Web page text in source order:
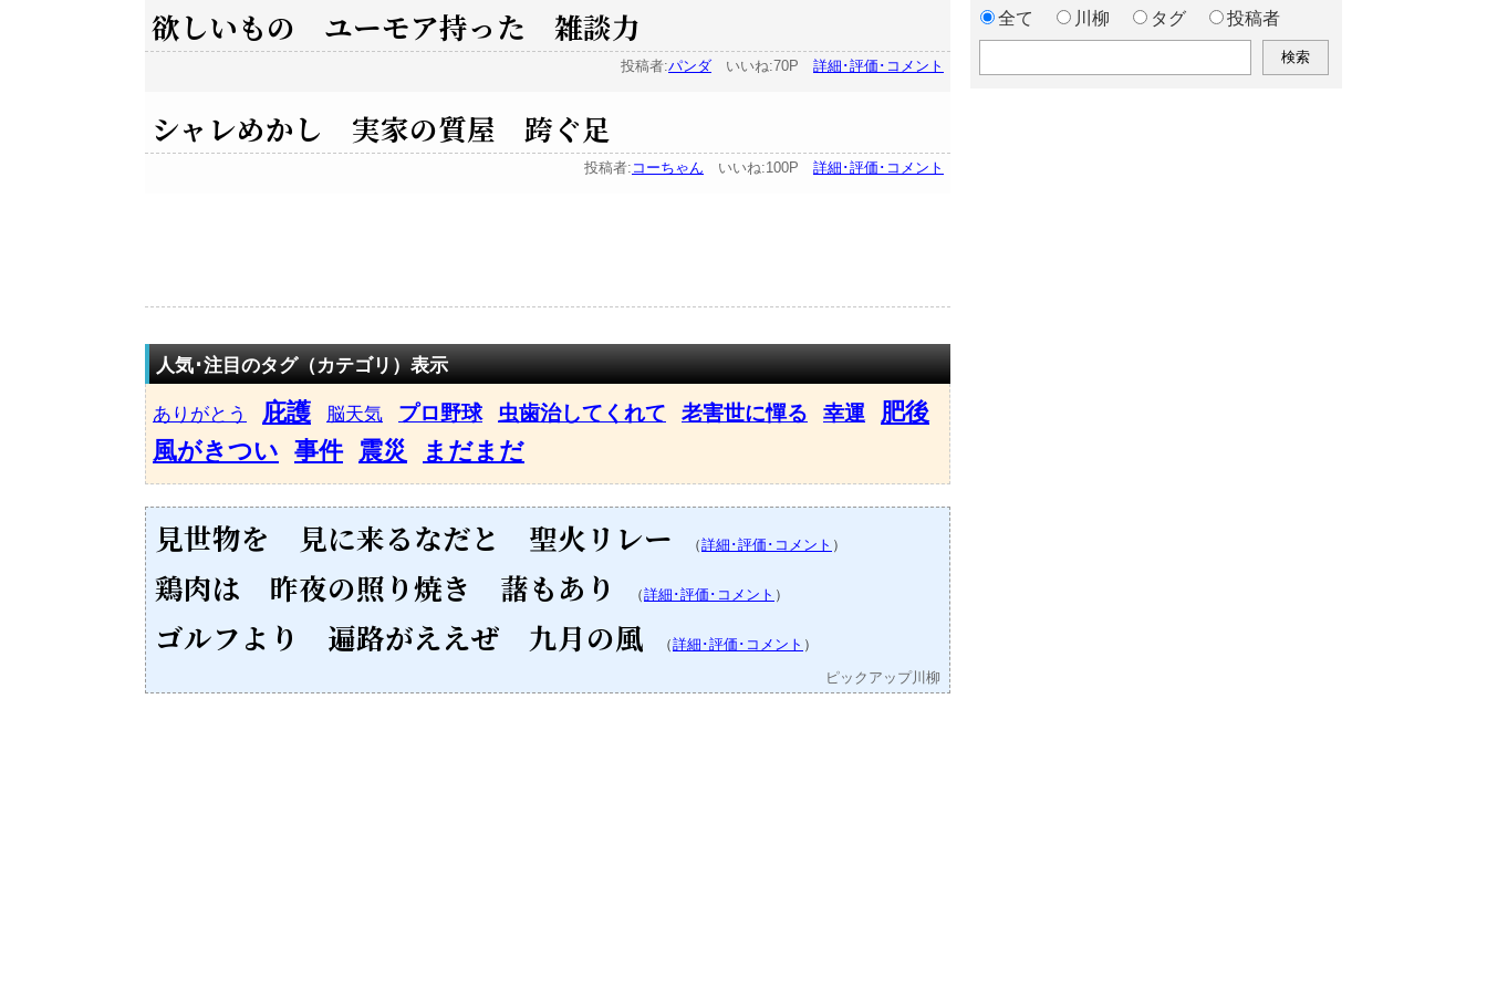
欲しいもの ユーモア持った 雑談力
投稿者:パンダ いいね:70P 詳細･評価･コメント
シャレめかし 実家の質屋 跨ぐ足
投稿者: コーちゃん いいね:100P 詳細･評価･コメント
人気･注目のタグ（カテゴリ）表示
ありがとう 庇護 脳天気 プロ野球 虫歯治してくれて 老害世に憚る 幸運
肥後
風がきつい 事件 震災 まだまだ
見世物を 見に来るなだと 聖火リレー （詳細･評価･コメント ）
鶏肉は 昨夜の照り焼き 藷もあり （詳細･評価･コメント ）
ゴルフより 遍路がええぜ 九月の風 （詳細･評価･コメント ）
ピックアップ川柳
全て 川柳 タグ 投稿者